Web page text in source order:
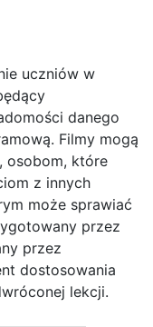
uczniów w
danego
Filmy mogą
osobom, które
z innych
może sprawiać
przez
przez
dostosowania
lekcji.